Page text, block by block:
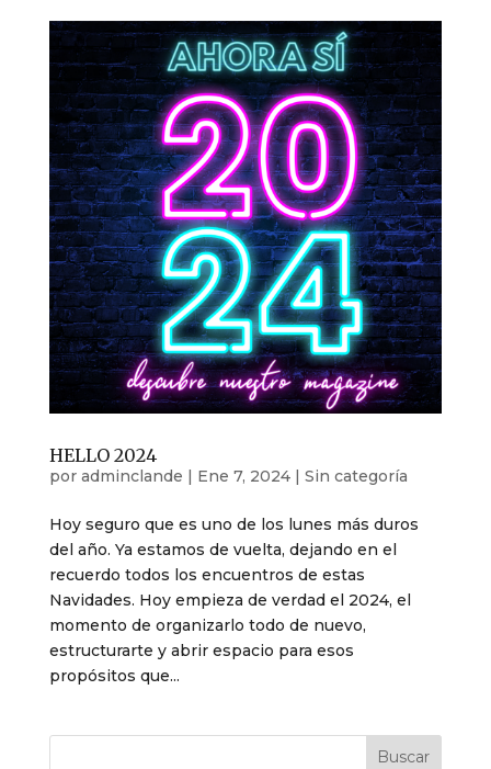
HELLO 2024
por adminclande Ene 7, 2024| Sin categoría
Hoy seguro que es uno de los lunes más duros
del año. Ya estamos de vuelta, dejando en el
recuerdo todos los encuentros de estas
Navidades. Hoy empieza de verdad el 2024, el
momento de organizarlo todo de nuevo,
estructurarte y abrir espacio para esos
propósitos que...
Buscar